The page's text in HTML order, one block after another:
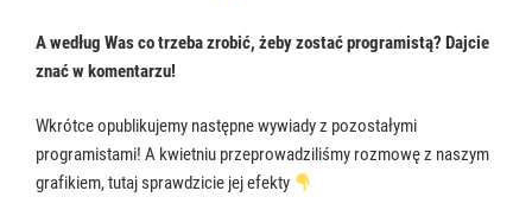
A według Was co trzeba zrobić, żeby zostać programistą? Dajcie
znać w komentarzu!
Wkrótce opublikujemy następne wywiady z pozostałymi
programistami! A kwietniu przeprowadziliśmy rozmowę z naszym
grafikiem, tutaj sprawdzicie jej efekty